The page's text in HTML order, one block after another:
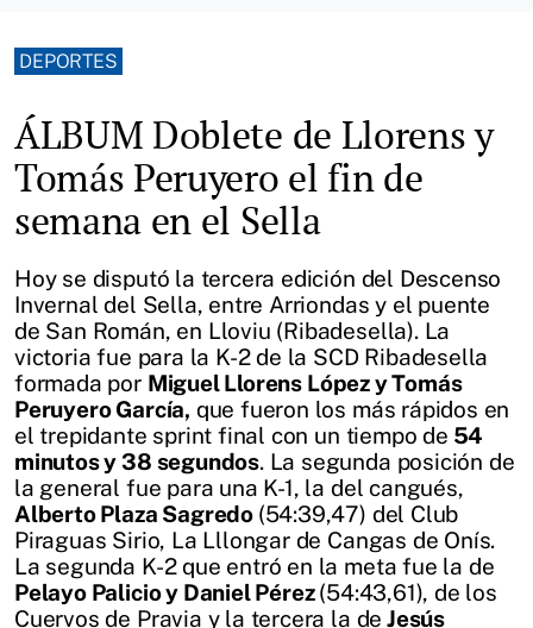
DEPORTES
ÁLBUM Doblete de Llorens y
Tomás Peruyero el fin de
semana en el Sella
Hoy se disputó la tercera edición del Descenso
Invernal del Sella, entre Arriondas y el puente
de San Román, en Lloviu (Ribadesella). La
victoria fue para la K-2 de la SCD Ribadesella
formada por Miguel Llorens López y Tomás
Peruyero García, que fueron los más rápidos en
el trepidante sprint final con un tiempo de 54
minutos y 38 segundos. La segunda posición de
la general fue para una K-1, la del cangués,
Alberto Plaza Sagredo (54:39,47) del Club
Piraguas Sirio, La Lllongar de Cangas de Onís.
La segunda K-2 que entró en la meta fue la de
Pelayo Palicio y Daniel Pérez(54:43,61), de los
Cuervos de Pravia y la tercera la de Jesús